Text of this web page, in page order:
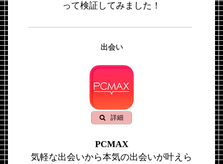
って検証してみました！
出会い
詳細
PCMAX
気軽な出会いから本気の出会いが叶えら